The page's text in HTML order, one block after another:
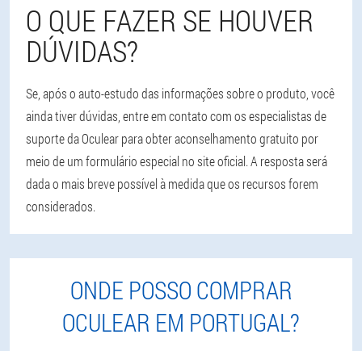
O QUE FAZER SE HOUVER
DÚVIDAS?
Se, após o auto-estudo das informações sobre o produto, você
ainda tiver dúvidas, entre em contato com os especialistas de
suporte da Oculear para obter aconselhamento gratuito por
meio de um formulário especial no site oficial. A resposta será
dada o mais breve possível à medida que os recursos forem
considerados.
ONDE POSSO COMPRAR
OCULEAR EM PORTUGAL?